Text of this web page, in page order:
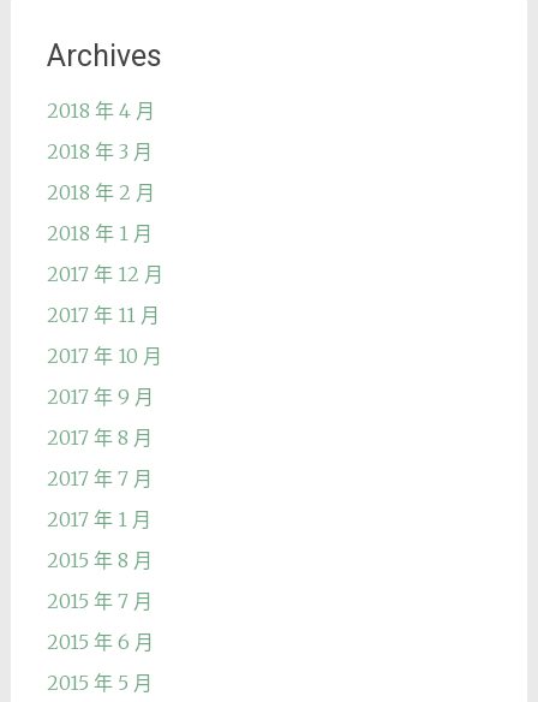
Archives
2018 年 4 月
2018 年 3 月
2018 年 2 月
2018 年 1 月
2017 年 12 月
2017 年 11 月
2017 年 10 月
2017 年 9 月
2017 年 8 月
2017 年 7 月
2017 年 1 月
2015 年 8 月
2015 年 7 月
2015 年 6 月
2015 年 5 月